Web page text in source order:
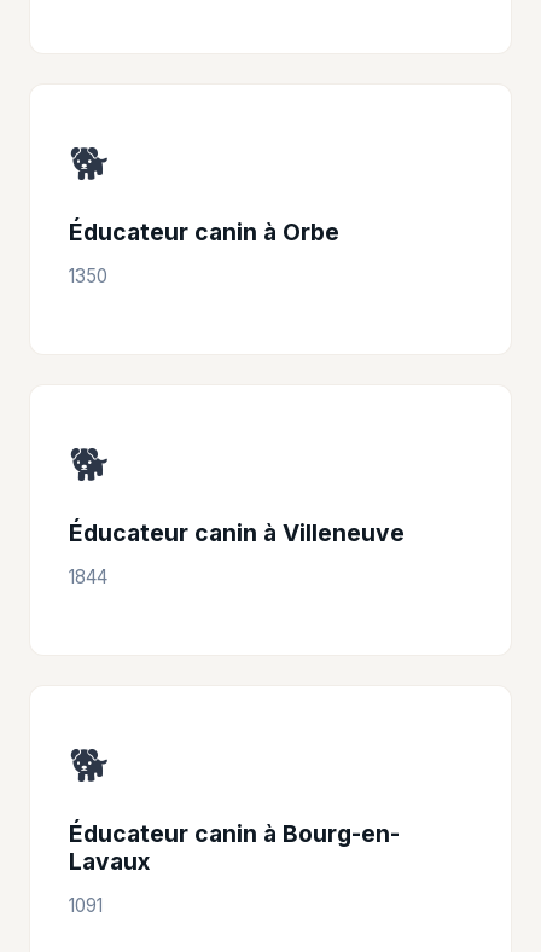
🐕
Éducateur canin à Orbe
1350
🐕
Éducateur canin à Villeneuve
1844
🐕
Éducateur canin à Bourg-en-
Lavaux
1091